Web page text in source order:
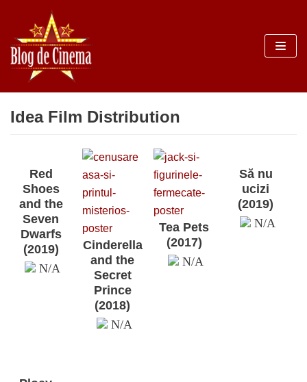
Sari
la
conținut
Idea Film Distribution
Red
Shoes
and the
Seven
Dwarfs
(2019)
N/A
Cinderella
and the
Secret
Prince
(2018)
N/A
Tea Pets
(2017)
N/A
Să nu
ucizi
(2019)
N/A